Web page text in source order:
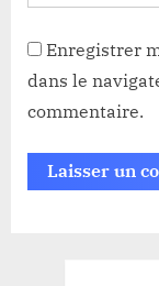
Enregistrer
dans le
commentaire.